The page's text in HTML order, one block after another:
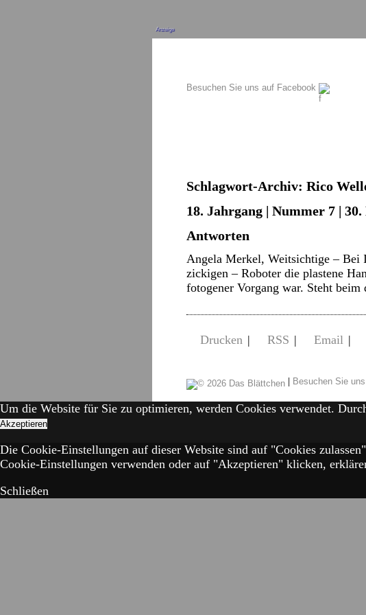
Anzeige
Besuchen Sie uns auf Facebook
Schlagwort-Archiv: Rico
18. Jahrgang | Nummer 7 |
Antworten
Angela Merkel, Weitsichtige – Bei
zickigen – Roboter die plastene
fotogener Vorgang war. Steht
Drucken | RSS | Email |
| Besuchen Sie
Um die Website für Sie zu optimieren, werden Cookies verwendet.
Akzeptieren
Die Cookie-Einstellungen auf dieser Website sind auf "Cookies
Cookie-Einstellungen verwenden oder auf "Akzeptieren" klicken,
Schließen